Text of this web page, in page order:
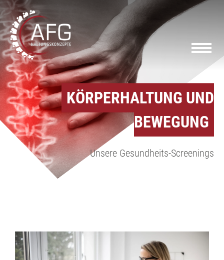
KÖRPERHALTUNG UND
BEWEGUNG
Unsere Gesundheits-Screenings